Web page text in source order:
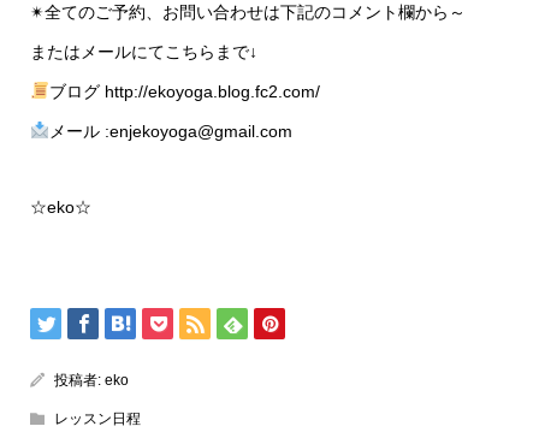
✴︎全てのご予約、お問い合わせは下記のコメント欄から～
またはメールにてこちらまで↓
ブログ http://ekoyoga.blog.fc2.com/
メール :enjekoyoga@gmail.com
☆eko☆
投稿者: eko
レッスン日程